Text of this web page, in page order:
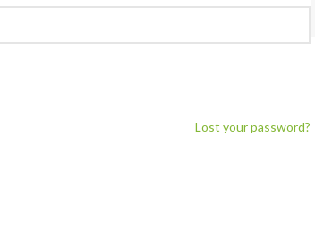
Lost your password?